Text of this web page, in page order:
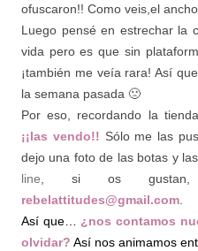
ofuscaron!! Como veis,el
Luego pensé en estrechar la
vida pero es que sin
¡también me veía rara! Así
la semana pasada 🙁
Por eso, recordando la
¡¡las vendo!! Sólo me las
dejo una foto de las botas y
line, si os gustan,
rebelattitudes@gmail.com.
Así que… ¿nos contamos
olvidar? Así nos animamos